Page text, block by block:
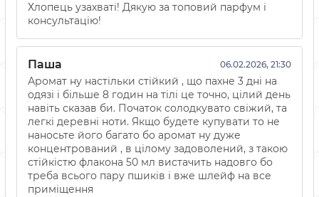
Хлопець узахваті! Дякую за топовий парфум і
консультацію!
Паша 06.02.2026, 21:30
Аромат ну настільки стійкий , що пахне 3 дні на
одязі і більше 8 годин на тілі це точно, цілий день
навіть сказав би. Початок солодкувато свіжий, та
легкі деревні ноти. Якщо будете купувати то не
наносьте його багато бо аромат ну дуже
концентрований , в цілому задоволений, з такою
стійкістю флакона 50 мл вистачить надовго бо
треба всього пару пшиків і вже шлейф на все
приміщення